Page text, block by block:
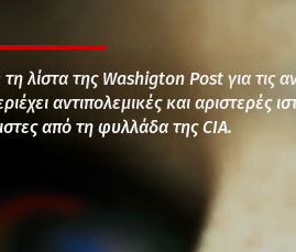
λίστα της Washigton Post για τις
αντιπολεμικές και αριστερές
από τη φυλλάδα της CIA.